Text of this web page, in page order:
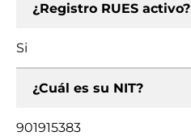
¿Registro RUES activo?
Si
¿Cuál es su NIT?
901915383